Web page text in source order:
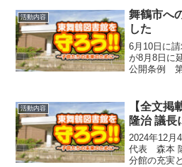
活動内容
舞鶴市へ
した
6月10日に
が8月8日に
公開条例 第
公表されて
ので特に時
活動内容
【全文
隆治 議長
2024年12
代表 森本
分館の充実